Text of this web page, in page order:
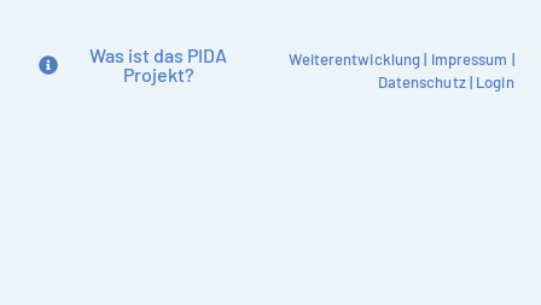
Was ist das PIDA
Projekt?
Weiterentwicklung| Impressum |
Datenschutz| Login